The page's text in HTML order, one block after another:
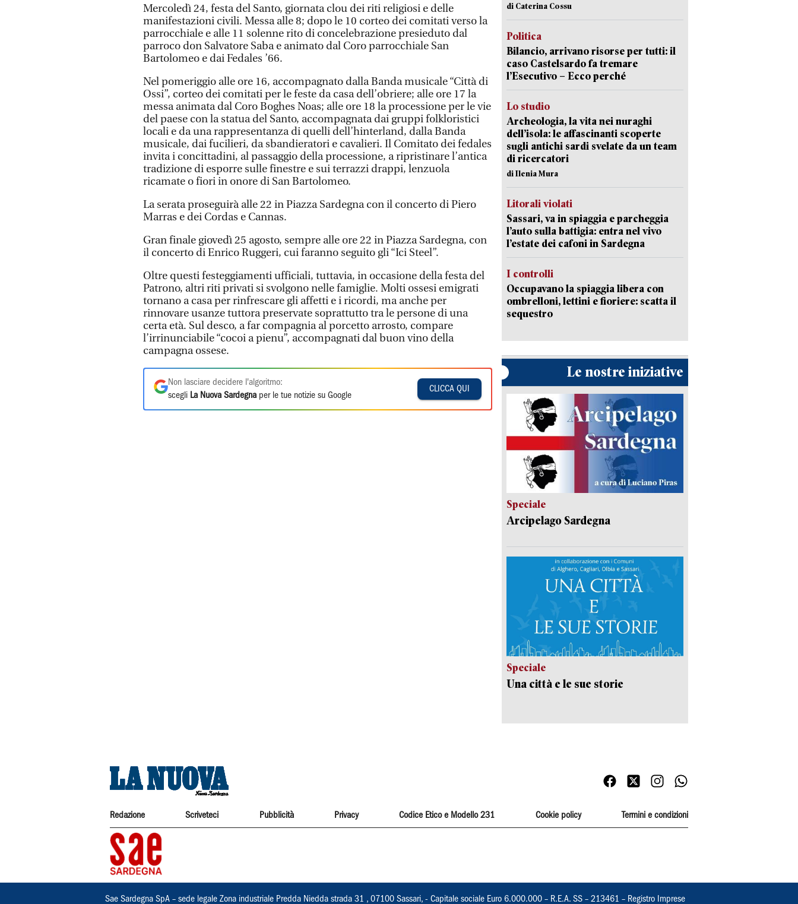
Mercoledì 24, festa del Santo, giornata clou dei riti religiosi e delle
manifestazioni civili. Messa alle 8; dopo le 10 corteo dei comitati verso la
parrocchiale e alle 11 solenne rito di concelebrazione presieduto dal
parroco don Salvatore Saba e animato dal Coro parrocchiale San
Bartolomeo e dai Fedales ’66.
Nel pomeriggio alle ore 16, accompagnato dalla Banda musicale “Città di
Ossi”, corteo dei comitati per le feste da casa dell’obriere; alle ore 17 la
messa animata dal Coro Boghes Noas; alle ore 18 la processione per le vie
del paese con la statua del Santo, accompagnata dai gruppi folkloristici
locali e da una rappresentanza di quelli dell’hinterland, dalla Banda
musicale, dai fucilieri, da sbandieratori e cavalieri. Il Comitato dei fedales
invita i concittadini, al passaggio della processione, a ripristinare l’antica
tradizione di esporre sulle finestre e sui terrazzi drappi, lenzuola
ricamate o fiori in onore di San Bartolomeo.
La serata proseguirà alle 22 in Piazza Sardegna con il concerto di Piero
Marras e dei Cordas e Cannas.
Gran finale giovedì 25 agosto, sempre alle ore 22 in Piazza Sardegna, con
il concerto di Enrico Ruggeri, cui faranno seguito gli “Ici Steel”.
Oltre questi festeggiamenti ufficiali, tuttavia, in occasione della festa del
Patrono, altri riti privati si svolgono nelle famiglie. Molti ossesi emigrati
tornano a casa per rinfrescare gli affetti e i ricordi, ma anche per
rinnovare usanze tuttora preservate soprattutto tra le persone di una
certa età. Sul desco, a far compagnia al porcetto arrosto, compare
l’irrinunciabile “cocoi a pienu”, accompagnati dal buon vino della
campagna ossese.
Non lasciare decidere l'algoritmo:
scegli La Nuova Sardegna per le tue notizie su Google
CLICCA QUI
di Caterina Cossu
Politica
Bilancio, arrivano risorse per tutti: il
caso Castelsardo fa tremare
l’Esecutivo – Ecco perché
Lo studio
Archeologia, la vita nei nuraghi
dell’isola: le affascinanti scoperte
sugli antichi sardi svelate da un team
di ricercatori
di Ilenia Mura
Litorali violati
Sassari, va in spiaggia e parcheggia
l’auto sulla battigia: entra nel vivo
l’estate dei cafoni in Sardegna
I controlli
Occupavano la spiaggia libera con
ombrelloni, lettini e fioriere: scatta il
sequestro
Le nostre iniziative
Speciale
Arcipelago Sardegna
Speciale
Una città e le sue storie
Redazione Scriveteci Pubblicità Privacy Codice Etico e Modello 231 Cookie policy Termini e condizioni
Sae Sardegna SpA – sede legale Zona industriale Predda Niedda strada 31 , 07100 Sassari, - Capitale sociale Euro 6.000.000 – R.E.A. SS – 213461 – Registro Imprese